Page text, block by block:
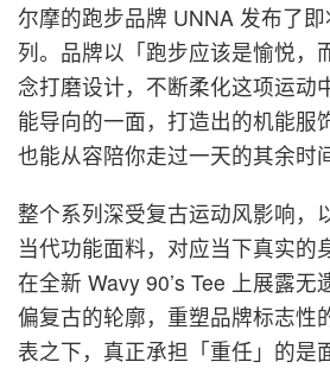
尔摩的跑步品牌 UNNA 发布了
列。品牌以「跑步应该是愉悦，
念打磨设计，不断柔化这项运动
能导向的一面，打造出的机能服
也能从容陪你走过一天的其余时
整个系列深受复古运动风影响，
当代功能面料，对应当下真实的
在全新 Wavy 90’s Tee 上展露
偏复古的轮廓，重塑品牌标志性
表之下，真正承担「重任」的是